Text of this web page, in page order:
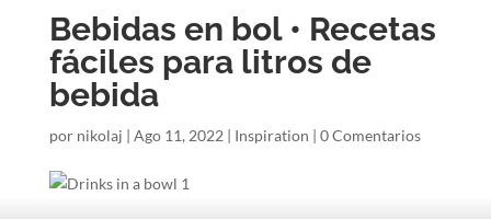
Bebidas en bol • Recetas
fáciles para litros de
bebida
por nikolaj | Ago 11, 2022 | Inspiration | 0 Comentarios